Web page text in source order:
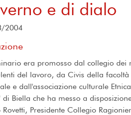
e di dialo
2004
era promosso dal collegio
del lavoro, da Civis della
e dall'associazione culturale
di Biella che ha messo a
Rovetti, Presidente Collegio